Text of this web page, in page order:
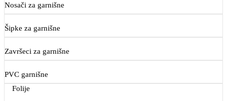
Nosači za garnišne
Šipke za garnišne
Završeci za garnišne
PVC garnišne
Folije